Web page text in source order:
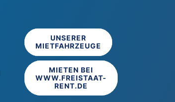
UNSERER
MIETFAHRZEUGE
MIETEN BEI
WWW.FREISTAAT-
RENT.DE